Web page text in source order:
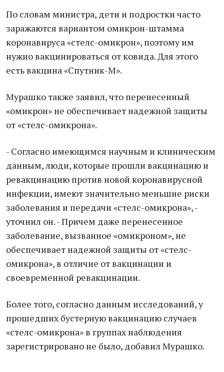
По словам министра, дети и подростки часто
заражаются вариантом омикрон-штамма
коронавируса «стелс-омикрон», поэтому им
нужно вакцинироваться от ковида. Для этого
есть вакцина «Спутник-М».
Мурашко также заявил, что перенесенный
«омикрон» не обеспечивает надежной защиты
от «стелс-омикрона».
- Согласно имеющимся научным и клиническим
данным, люди, которые прошли вакцинацию и
ревакцинацию против новой коронавирусной
инфекции, имеют значительно меньшие риски
заболевания и передачи «стелс-омикрона», -
уточнил он. - Причем даже перенесенное
заболевание, вызванное «омикроном», не
обеспечивает надежной защиты от «стелс-
омикрона», в отличие от вакцинации и
своевременной ревакцинации.
Более того, согласно данным исследований, у
прошедших бустерную вакцинацию случаев
«стелс-омикрона» в группах наблюдения
зарегистрировано не было, добавил Мурашко.